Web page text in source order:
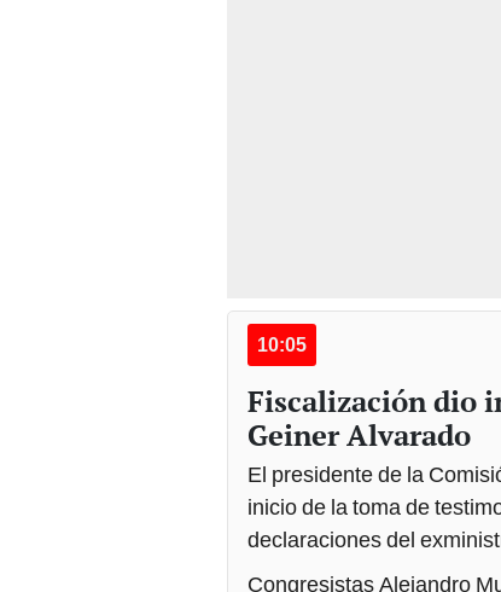
10:05
Fiscalización dio
Geiner Alvarado
El presidente de la
inicio de la toma de
declaraciones del
Congresistas Alejandro